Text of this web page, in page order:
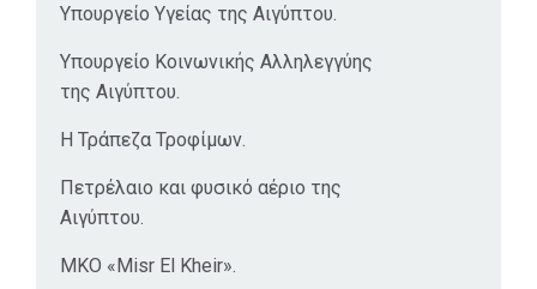
Υπουργείο Υγείας της Αιγύπτου.
Υπουργείο Κοινωνικής Αλληλεγγύης
της Αιγύπτου.
Η Τράπεζα Τροφίμων.
Πετρέλαιο και φυσικό αέριο της
Αιγύπτου.
ΜΚΟ «Misr El Kheir».